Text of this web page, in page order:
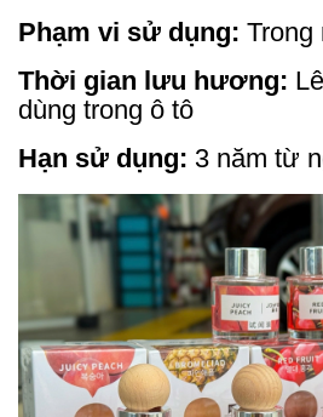
Phạm vi sử dụng: Trong
Thời gian lưu hương:
dùng trong ô tô
Hạn sử dụng: 3 năm từ